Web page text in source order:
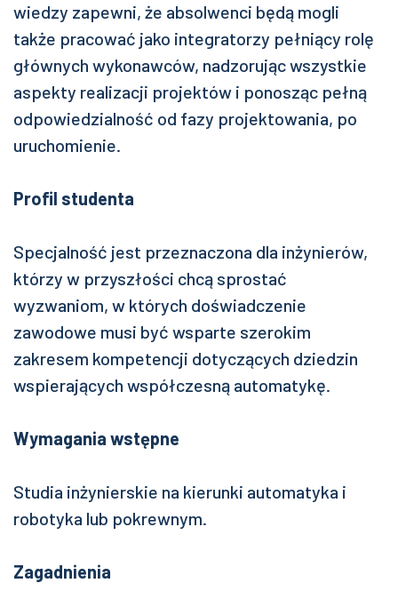
wiedzy zapewni, że absolwenci będą mogli
także pracować jako integratorzy pełniący rolę
głównych wykonawców, nadzorując wszystkie
aspekty realizacji projektów i ponosząc pełną
odpowiedzialność od fazy projektowania, po
uruchomienie.
Profil studenta
Specjalność jest przeznaczona dla inżynierów,
którzy w przyszłości chcą sprostać
wyzwaniom, w których doświadczenie
zawodowe musi być wsparte szerokim
zakresem kompetencji dotyczących dziedzin
wspierających współczesną automatykę.
Wymagania wstępne
Studia inżynierskie na kierunki automatyka i
robotyka lub pokrewnym.
Zagadnienia